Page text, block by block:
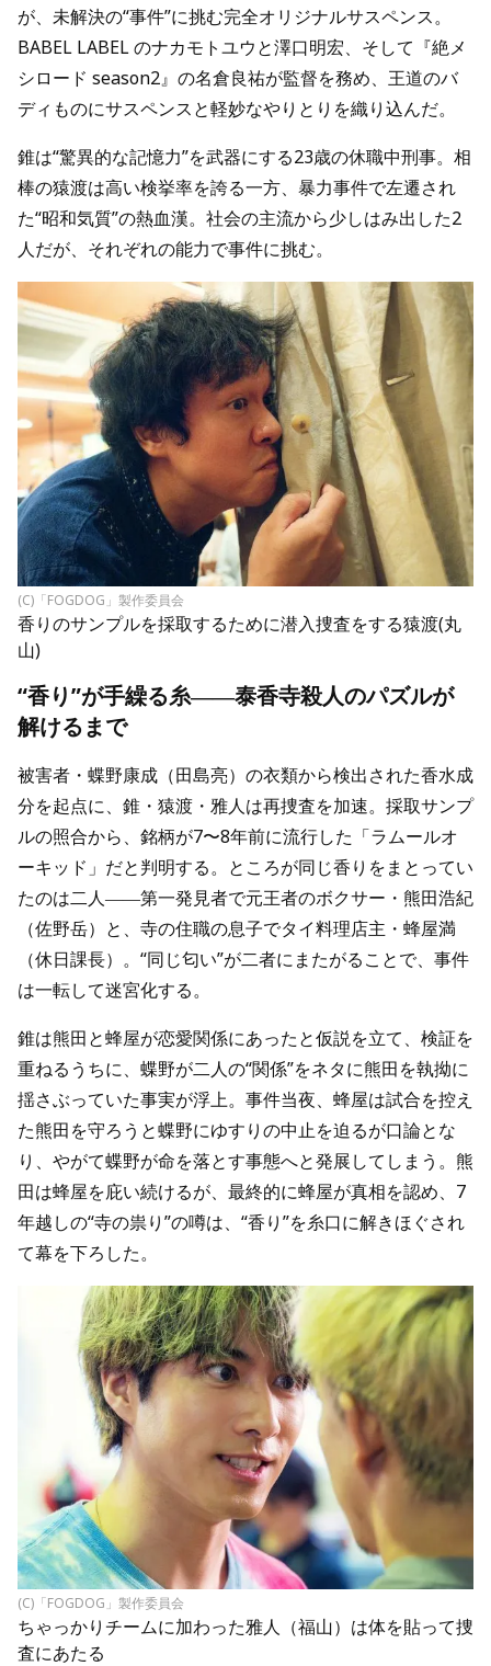
が、未解決の“事件”に挑む完全オリジナルサスペンス。
BABEL LABEL のナカモトユウと澤口明宏、そして『絶メ
シロード season2』の名倉良祐が監督を務め、王道のバ
ディものにサスペンスと軽妙なやりとりを織り込んだ。
錐は“驚異的な記憶力”を武器にする23歳の休職中刑事。相
棒の猿渡は高い検挙率を誇る一方、暴力事件で左遷され
た“昭和気質”の熱血漢。社会の主流から少しはみ出した2
人だが、それぞれの能力で事件に挑む。
(C)「FOGDOG」製作委員会
香りのサンプルを採取するために潜入捜査をする猿渡(丸
山)
“香り”が手繰る糸――泰香寺殺人のパズルが
解けるまで
被害者・蝶野康成（田島亮）の衣類から検出された香水成
分を起点に、錐・猿渡・雅人は再捜査を加速。採取サンプ
ルの照合から、銘柄が7〜8年前に流行した「ラムールオ
ーキッド」だと判明する。ところが同じ香りをまとってい
たのは二人――第一発見者で元王者のボクサー・熊田浩紀
（佐野岳）と、寺の住職の息子でタイ料理店主・蜂屋満
（休日課長）。“同じ匂い”が二者にまたがることで、事件
は一転して迷宮化する。
錐は熊田と蜂屋が恋愛関係にあったと仮説を立て、検証を
重ねるうちに、蝶野が二人の“関係”をネタに熊田を執拗に
揺さぶっていた事実が浮上。事件当夜、蜂屋は試合を控え
た熊田を守ろうと蝶野にゆすりの中止を迫るが口論とな
り、やがて蝶野が命を落とす事態へと発展してしまう。熊
田は蜂屋を庇い続けるが、最終的に蜂屋が真相を認め、7
年越しの“寺の祟り”の噂は、“香り”を糸口に解きほぐされ
て幕を下ろした。
(C)「FOGDOG」製作委員会
ちゃっかりチームに加わった雅人（福山）は体を貼って捜
査にあたる